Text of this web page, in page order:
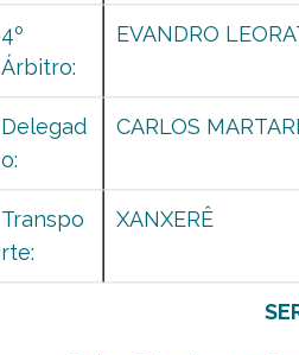
4º
Árbitro:
EVANDRO
Delegad
o:
CARLOS
Transpo
rte:
XANXERÊ